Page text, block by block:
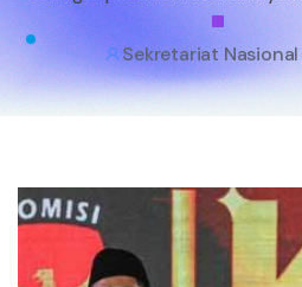
Sekretariat Nasional